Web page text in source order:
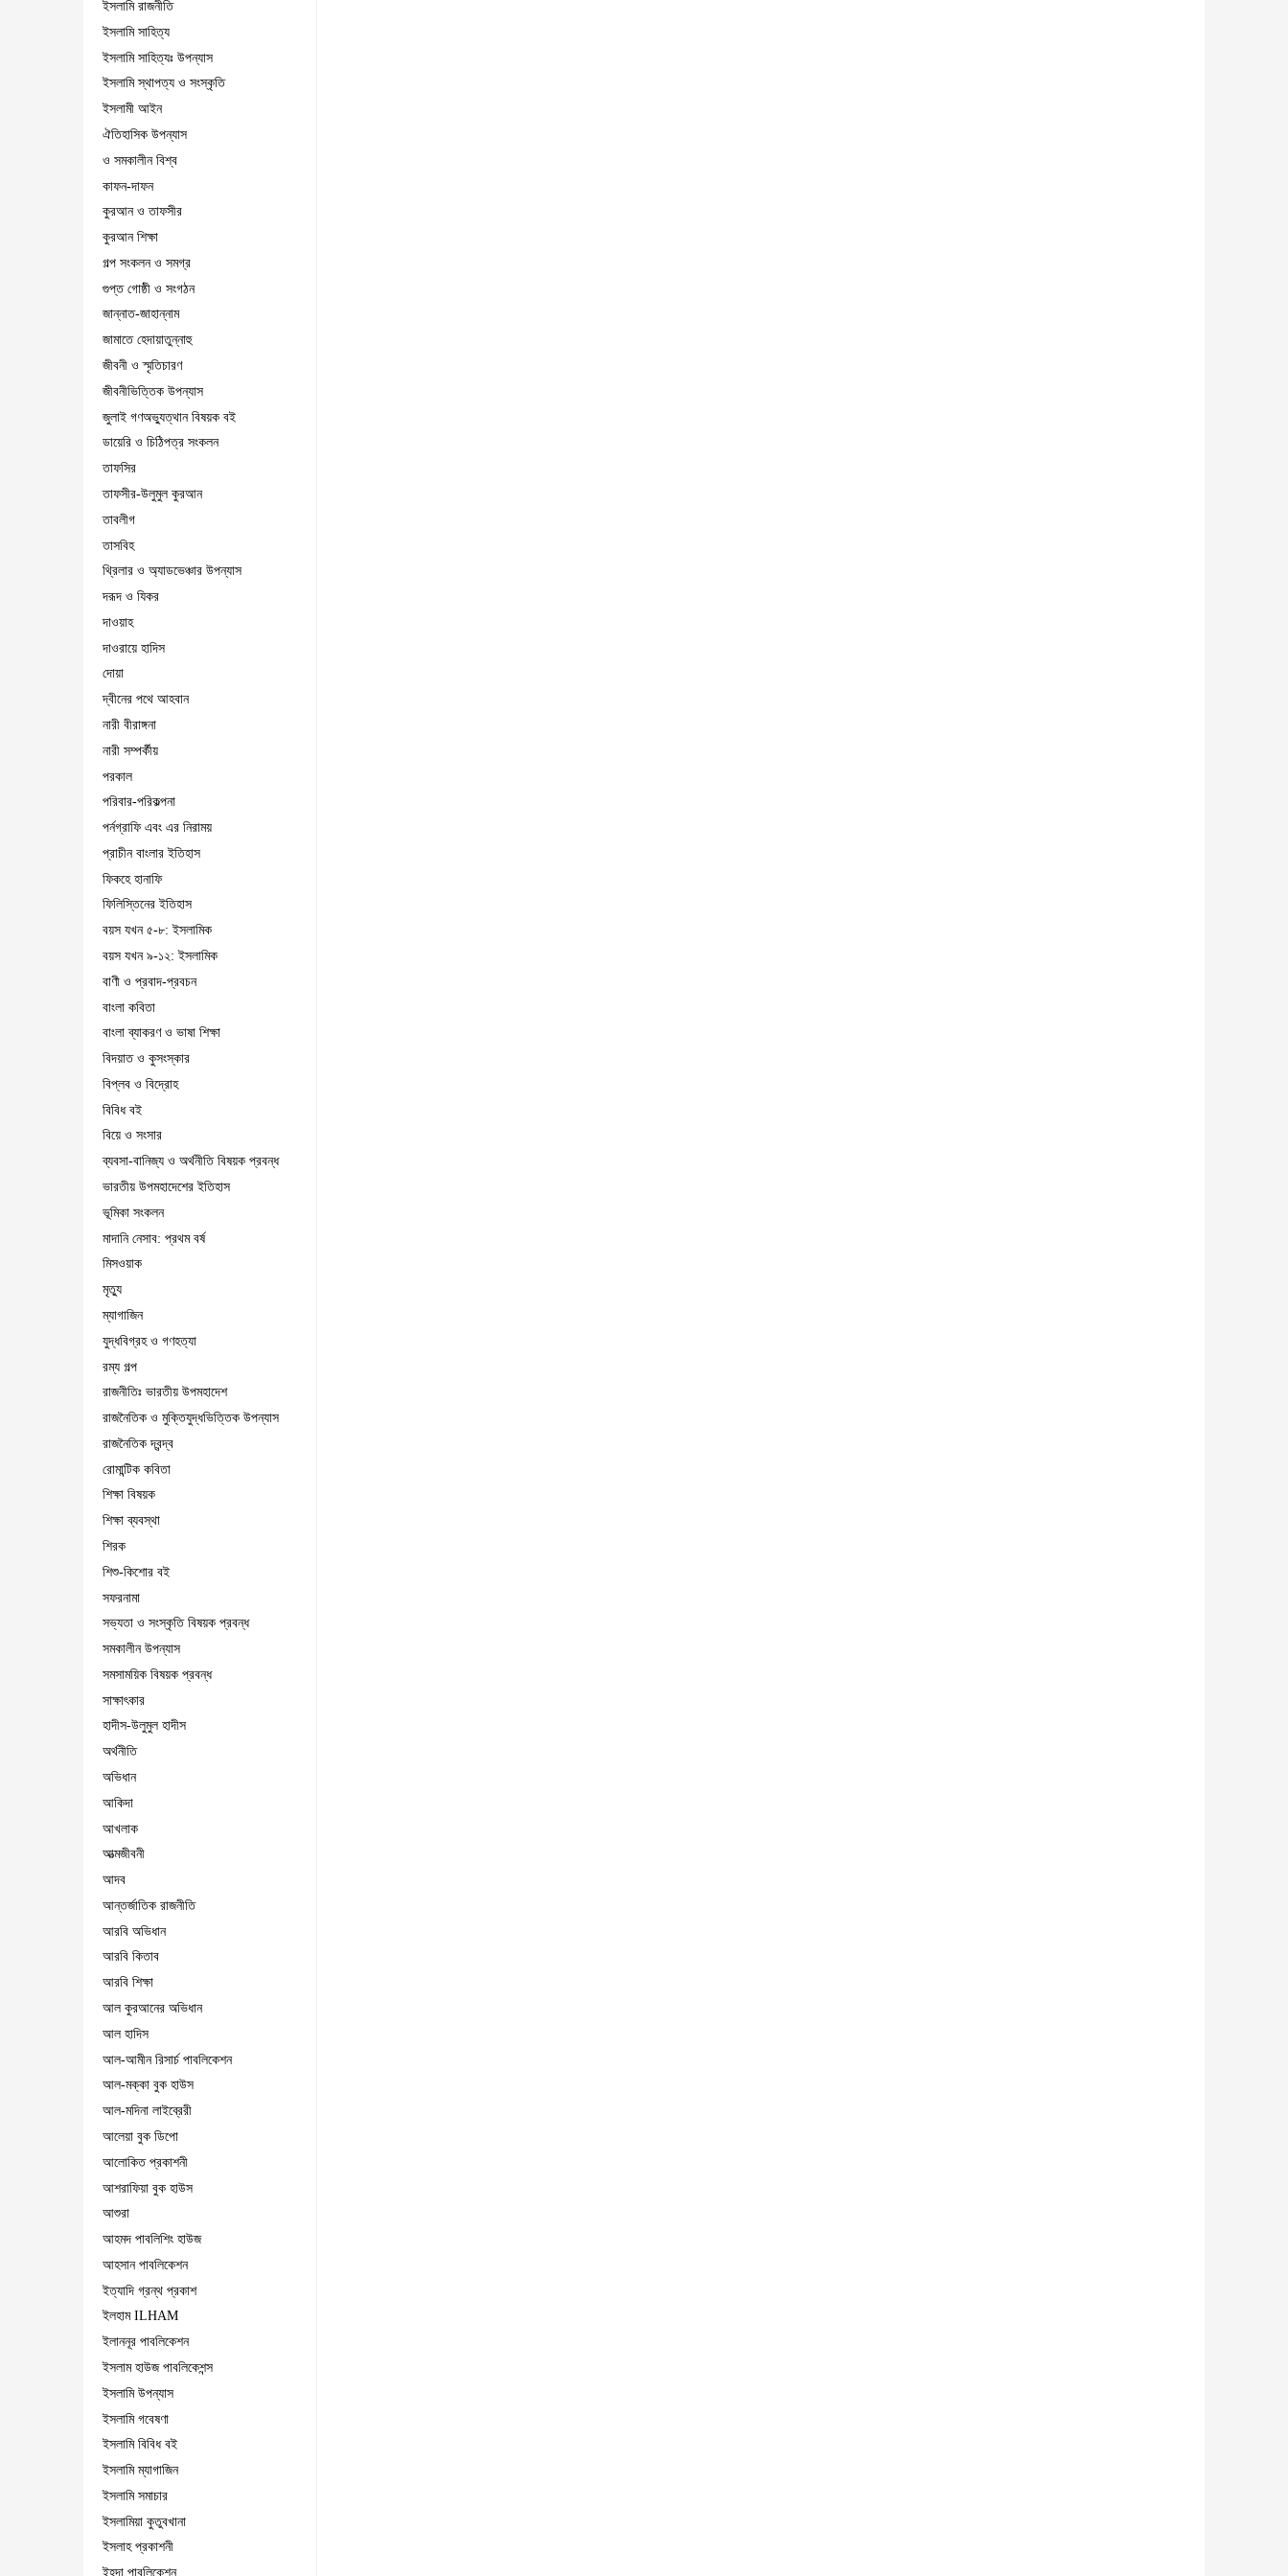
ইসলামি রাজনীতি
ইসলামি সাহিত্য
ইসলামি সাহিত্যঃ উপন্যাস
ইসলামি স্থাপত্য ও সংস্কৃতি
ইসলামী আইন
ঐতিহাসিক উপন্যাস
ও সমকালীন বিশ্ব
কাফন-দাফন
কুরআন ও তাফসীর
কুরআন শিক্ষা
গল্প সংকলন ও সমগ্র
গুপ্ত গোষ্ঠী ও সংগঠন
জান্নাত-জাহান্নাম
জামাতে হেদায়াতুন্নাহু
জীবনী ও স্মৃতিচারণ
জীবনীভিত্তিক উপন্যাস
জুলাই গণঅভ্যুত্থান বিষয়ক বই
ডায়েরি ও চিঠিপত্র সংকলন
তাফসির
তাফসীর-উলুমুল কুরআন
তাবলীগ
তাসবিহ
থ্রিলার ও অ্যাডভেঞ্চার উপন্যাস
দরূদ ও যিকর
দাওয়াহ
দাওরায়ে হাদিস
দোয়া
দ্বীনের পথে আহবান
নারী বীরাঙ্গনা
নারী সম্পর্কীয়
পরকাল
পরিবার-পরিকল্পনা
পর্নগ্রাফি এবং এর নিরাময়
প্রাচীন বাংলার ইতিহাস
ফিকহে হানাফি
ফিলিস্তিনের ইতিহাস
বয়স যখন ৫-৮: ইসলামিক
বয়স যখন ৯-১২: ইসলামিক
বাণী ও প্রবাদ-প্রবচন
বাংলা কবিতা
বাংলা ব্যাকরণ ও ভাষা শিক্ষা
বিদয়াত ও কুসংস্কার
বিপ্লব ও বিদ্রোহ
বিবিধ বই
বিয়ে ও সংসার
ব্যবসা-বানিজ্য ও অর্থনীতি বিষয়ক প্রবন্ধ
ভারতীয় উপমহাদেশের ইতিহাস
ভূমিকা সংকলন
মাদানি নেসাব: প্রথম বর্ষ
মিসওয়াক
মৃত্যু
ম্যাগাজিন
যুদ্ধবিগ্রহ ও গণহত্যা
রম্য গল্প
রাজনীতিঃ ভারতীয় উপমহাদেশ
রাজনৈতিক ও মুক্তিযুদ্ধভিত্তিক উপন্যাস
রাজনৈতিক দ্বন্দ্ব
রোমান্টিক কবিতা
শিক্ষা বিষয়ক
শিক্ষা ব্যবস্থা
শিরক
শিশু-কিশোর বই
সফরনামা
সভ্যতা ও সংস্কৃতি বিষয়ক প্রবন্ধ
সমকালীন উপন্যাস
সমসাময়িক বিষয়ক প্রবন্ধ
সাক্ষাৎকার
হাদীস-উলুমুল হাদীস
অর্থনীতি
অভিধান
আকিদা
আখলাক
আত্মজীবনী
আদব
আন্তর্জাতিক রাজনীতি
আরবি অভিধান
আরবি কিতাব
আরবি শিক্ষা
আল কুরআনের অভিধান
আল হাদিস
আল-আমীন রিসার্চ পাবলিকেশন
আল-মক্কা বুক হাউস
আল-মদিনা লাইব্রেরী
আলেয়া বুক ডিপো
আলোকিত প্রকাশনী
আশরাফিয়া বুক হাউস
আশুরা
আহমদ পাবলিশিং হাউজ
আহসান পাবলিকেশন
ইত্যাদি গ্রন্থ প্রকাশ
ইলহাম ILHAM
ইলাননূর পাবলিকেশন
ইসলাম হাউজ পাবলিকেশন্স
ইসলামি উপন্যাস
ইসলামি গবেষণা
ইসলামি বিবিধ বই
ইসলামি ম্যাগাজিন
ইসলামি সমাচার
ইসলামিয়া কুতুবখানা
ইসলাহ প্রকাশনী
ইহদা পাবলিকেশন